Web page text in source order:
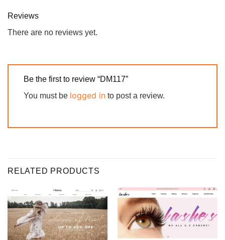
Reviews
There are no reviews yet.
Be the first to review “DM117”
You must be logged in to post a review.
RELATED PRODUCTS